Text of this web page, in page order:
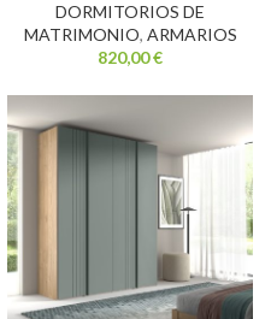
DORMITORIOS DE
MATRIMONIO, ARMARIOS
820,00€